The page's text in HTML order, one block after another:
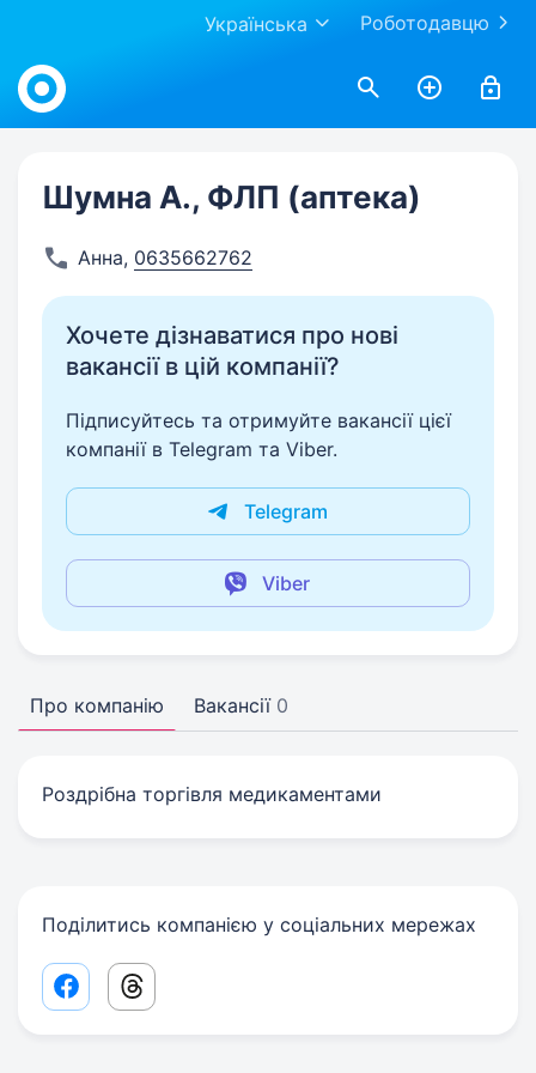
Роботодавцю
Українська
Work.ua
Шумна А., ФЛП (аптека)
Анна, 0635662762
Хочете дізнаватися про нові
вакансії в цій компанії?
Підписуйтесь та отримуйте вакансії цієї
компанії в Telegram та Viber.
Telegram
Viber
Про компанію Вакансії 0
Роздрібна торгівля медикаментами
Поділитись компанією у соціальних мережах
Facebook share link
Threads share link